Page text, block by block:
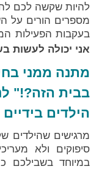
להיות שקשה לכם
מספרים הורים על
בעקבות הפעילות
אני יכולה לעשות
מתנה ממני
בבית הזה?!"
הילדים בידיים
מרגישים שהילדים
סיפוקים ולא
במיוחד בשבילכם